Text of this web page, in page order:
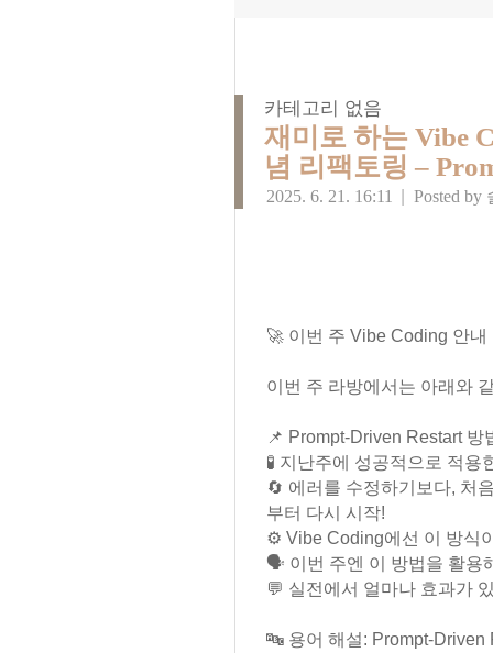
카테고리 없음
재미로 하는 Vibe
념 리팩토링 –
2025. 6. 21. 16:11 Posted by
🚀 이번 주 Vibe Coding 안내
이번 주 라방에서는 아래와
📌 Prompt-Driven Restart 방
🧪 지난주에 성공적으로 적용
🔄 에러를 수정하기보다, 처
부터 다시 시작!
⚙️ Vibe Coding에선 이 방식
🗣 이번 주엔 이 방법을 활용
💬 실전에서 얼마나 효과가
🔤 용어 해설: Prompt-Driven